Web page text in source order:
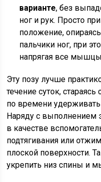
варианте, без
ног и рук. Просто
положение,
пальчики ног, при
напрягая все мышцы
Эту позу лучше
течение суток,
по времени
Наряду с выполнением
в качестве
подтягивания или
плоской поверхности.
укрепить низ спины и